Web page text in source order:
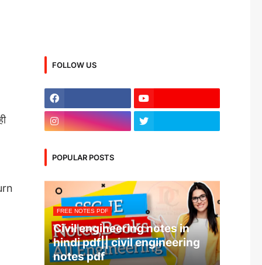
FOLLOW US
POPULAR POSTS
FREE NOTES PDF
Civil engineering notes in
hindi pdf|| civil engineering
notes pdf